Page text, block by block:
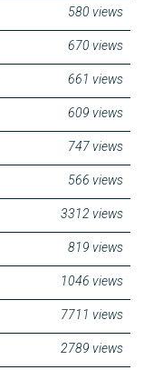
580 views
670 views
661 views
609 views
747 views
566 views
3312 views
819 views
1046 views
7711 views
2789 views